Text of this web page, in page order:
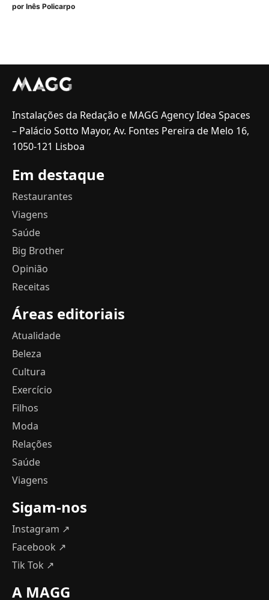
por Inês Policarpo
Instalações da Redação e MAGG Agency Idea Spaces
– Palácio Sotto Mayor, Av. Fontes Pereira de Melo 16,
1050-121 Lisboa
Em destaque
Restaurantes
Viagens
Saúde
Big Brother
Opinião
Receitas
Áreas editoriais
Atualidade
Beleza
Cultura
Exercício
Filhos
Moda
Relações
Saúde
Viagens
Sigam-nos
Instagram ↗
Facebook ↗
Tik Tok ↗
A MAGG